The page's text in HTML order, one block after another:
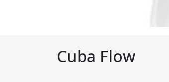
Cuba Flow